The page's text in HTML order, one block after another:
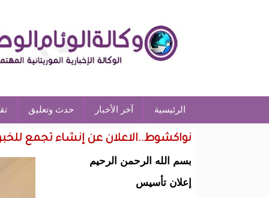
الرئيسية آخر الأخبار حدث وتعليق
نواكشوط..الاعلان عن إنشاء تجمع
بسم الله الرحمن الرحيم
إعلان تأسيس